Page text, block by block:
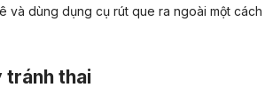
và dùng dụng cụ rút que ra ngoài một cách
tránh thai